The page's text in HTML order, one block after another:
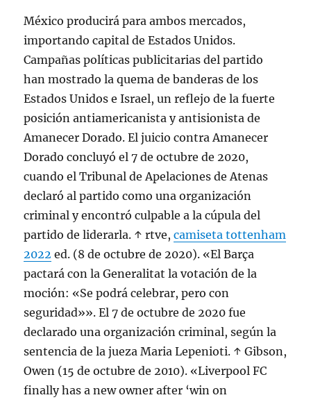
México producirá para ambos mercados,
importando capital de Estados Unidos.
Campañas políticas publicitarias del partido
han mostrado la quema de banderas de los
Estados Unidos e Israel, un reflejo de la fuerte
posición antiamericanista y antisionista de
Amanecer Dorado. El juicio contra Amanecer
Dorado concluyó el 7 de octubre de 2020,
cuando el Tribunal de Apelaciones de Atenas
declaró al partido como una organización
criminal y encontró culpable a la cúpula del
partido de liderarla. ↑ rtve,camiseta tottenham
2022 ed. (8 de octubre de 2020). «El Barça
pactará con la Generalitat la votación de la
moción: «Se podrá celebrar, pero con
seguridad»». El 7 de octubre de 2020 fue
declarado una organización criminal, según la
sentencia de la jueza Maria Lepenioti. ↑ Gibson,
Owen (15 de octubre de 2010). «Liverpool FC
finally has a new owner after ‘win on